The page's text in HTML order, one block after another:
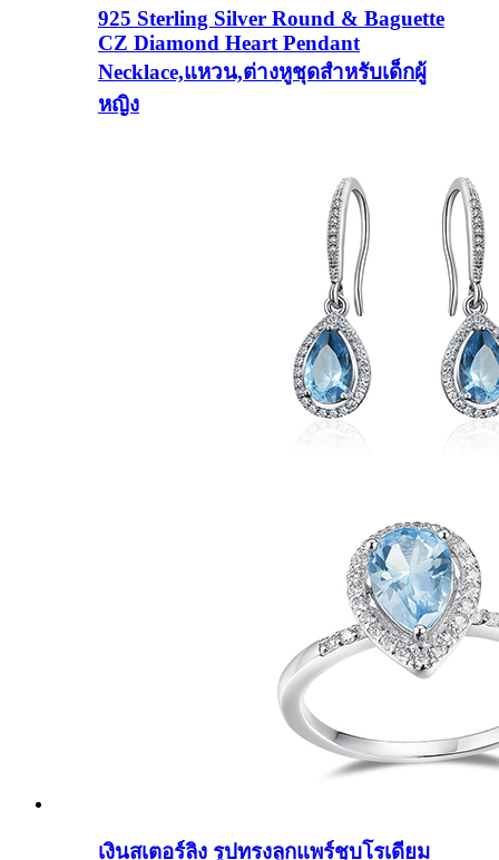
925 Sterling Silver Round & Baguette
CZ Diamond Heart Pendant
Necklace,แหวน,ต่างหูชุดสำหรับเด็กผู้
หญิง
เงินสเตอร์ลิง รูปทรงลูกแพร์ชุบโรเดียม